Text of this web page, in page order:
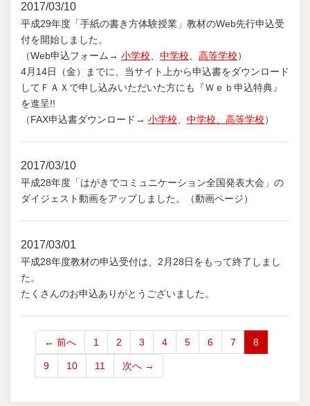
2017/03/10
平成29年度「手紙の書き方体験授業」教材のWeb先行申込受
付を開始しました。
（Web申込フォーム→ 小学校 中学校 高等学校）
4月14日（金）までに、当サイト上から申込書をダウンロード
してＦＡＸで申し込みいただいた方にも『Ｗｅｂ申込特典』
を進呈!!
（FAX申込書ダウンロード→ 小学校 中学校、 高等学校）
2017/03/10
平成28年度「はがきでコミュニケーション全国発表大会」の
ダイジェスト動画をアップしました。（動画ページ）
2017/03/01
平成28年度教材の申込受付は、2月28日をもって終了しまし
た。
たくさんのお申込ありがとうございました。
← 前へ 1 2 3 4 5 6 7 8（
こ
9 10 11 次へ →